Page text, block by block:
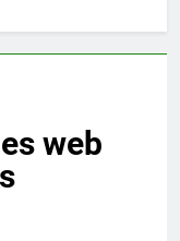
web